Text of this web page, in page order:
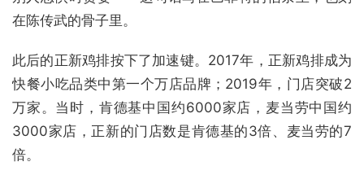
在陈传武的骨子里。
此后的正新鸡排按下了加速键。2017年，正新鸡排成为
快餐小吃品类中第一个万店品牌；2019年，门店突破2
万家。当时，肯德基中国约6000家店，麦当劳中国约
3000家店，正新的门店数是肯德基的3倍、麦当劳的7
倍。